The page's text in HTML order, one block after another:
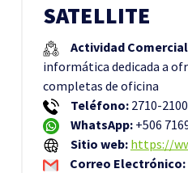
SATELLITE
Actividad
informática dedicada a
completas de oficina
Teléfono: 2710-2100
WhatsApp: +506
Sitio web: https://
Correo Electrónico: